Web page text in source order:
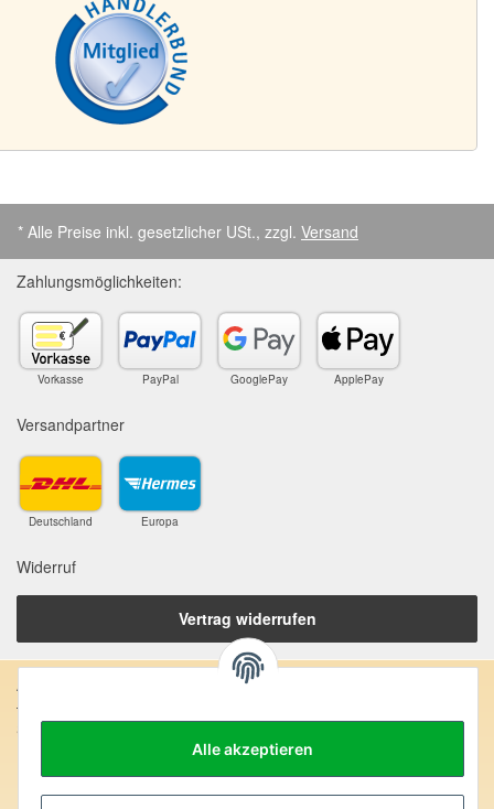
Alle akzeptieren
* Alle Preise inkl. gesetzlicher USt., zzgl. Versand
Zahlungsmöglichkeiten:
Vorkasse PayPal GooglePay ApplePay
Versandpartner
Deutschland Europa
Widerruf
Vertrag widerrufen
Anschrift:
SteinZeitOase